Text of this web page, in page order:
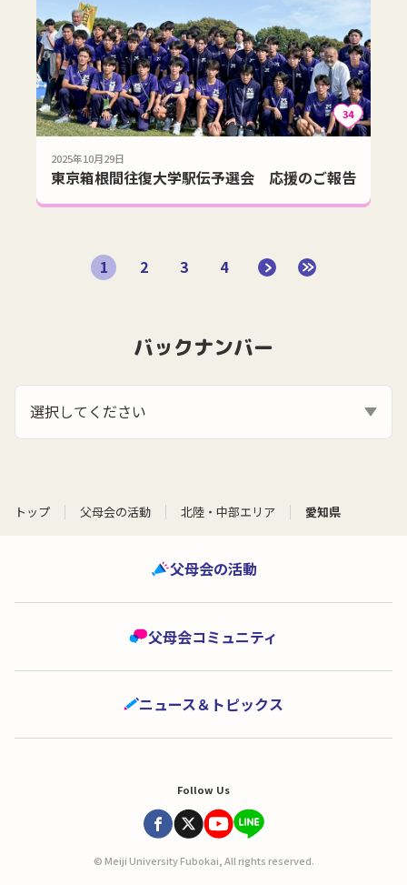
34
2025年10月29日
東京箱根間往復大学駅伝予選会 応援のご報告
1 2 3 4
バックナンバー
選択してください
トップ 父母会の活動 北陸・中部エリア 愛知県
父母会の活動
父母会コミュニティ
ニュース＆トピックス
Follow Us
© Meiji University Fubokai, All rights reserved.